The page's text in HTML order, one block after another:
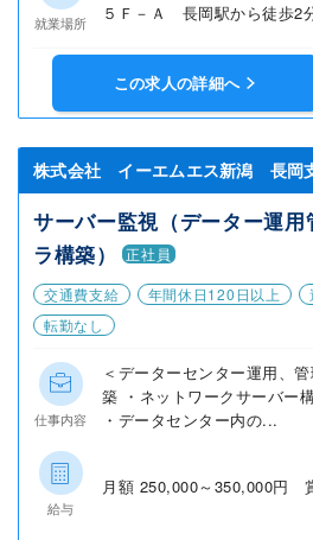
就業場所 ５Ｆ－Ａ 長岡駅から徒歩2
この求人の詳細へ
株式会社 イーエムエス新潟 長岡
サーバー監視（データー運
ラ構築）
正社員
交通費支給
年間休日120日以上
転勤なし
仕事内容
＜データーセンター運用、
築 ・ネットワークサーバー
・データセンター内の...
給与
月額 250,000～350,000円